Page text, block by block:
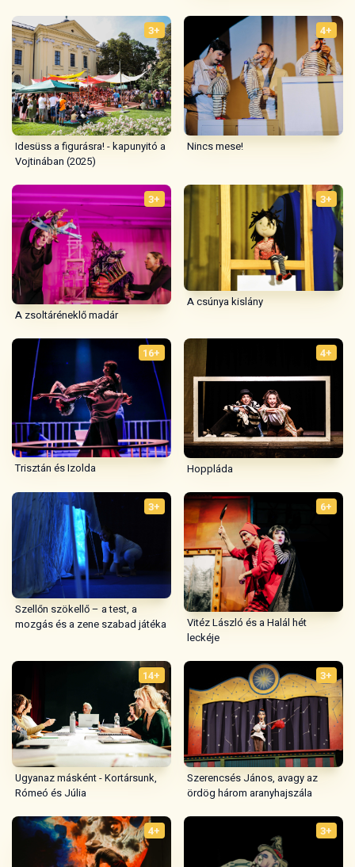
3+
Idesüss a figurásra! - kapunyitó a
Vojtinában (2025)
4+
Nincs mese!
3+
A zsoltáréneklő madár
3+
A csúnya kislány
16+
Trisztán és Izolda
4+
Hoppláda
3+
Szellőn szökellő – a test, a
mozgás és a zene szabad játéka
6+
Vitéz László és a Halál hét
leckéje
14+
Ugyanaz másként - Kortársunk,
Rómeó és Júlia
3+
Szerencsés János, avagy az
ördög három aranyhajszála
4+ 3+